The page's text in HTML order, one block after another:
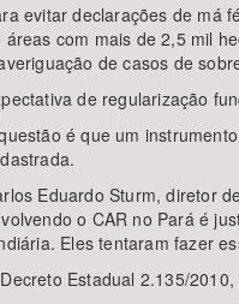
evitar declarações de má
áreas com mais de 2,5 mil
de casos de
de regularização
é que um
Eduardo Sturm, diretor
o CAR no Pará é
Eles tentaram fazer
Estadual 2.135/